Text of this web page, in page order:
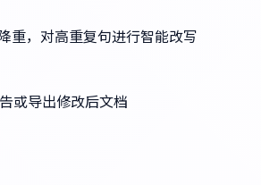
重，对高重复句进行智能改写
或导出修改后文档